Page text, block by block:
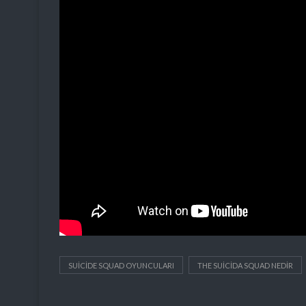
SUICIDE SQUAD OYUNCULARI THE SUICIDA SQUAD NEDIR